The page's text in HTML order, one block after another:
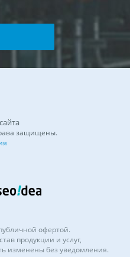
защищены.
офертой.
продукции и услуг,
изменены без уведомления.